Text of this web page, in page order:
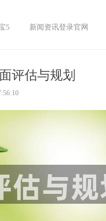
5 新闻资讯登录官网
评估与规划